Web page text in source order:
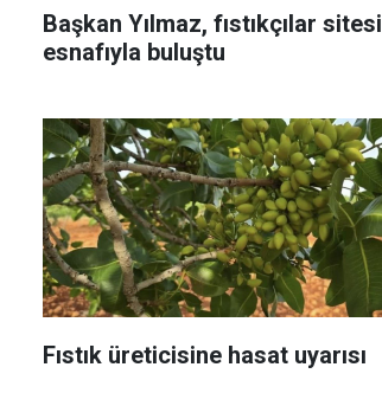
Başkan Yılmaz, fıstıkçılar sitesi
esnafıyla buluştu
Fıstık üreticisine hasat uyarısı